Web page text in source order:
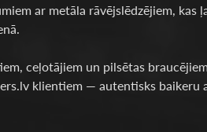
ar metāla rāvējslēdzējiem,
ceļotājiem un pilsētas
klientiem — autentisks baikeru